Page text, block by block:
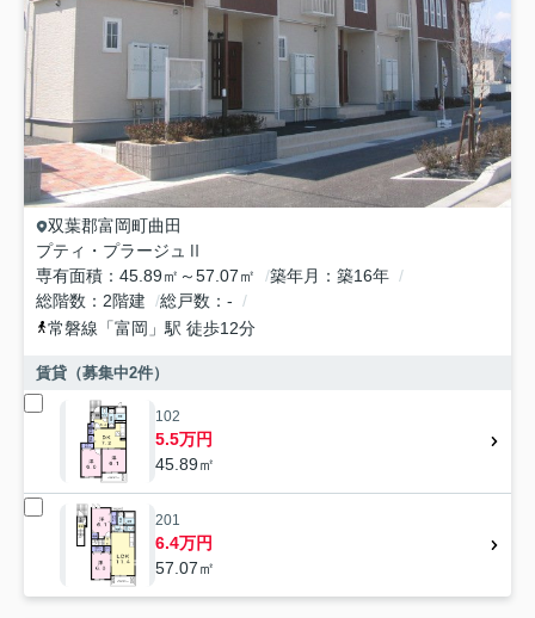
双葉郡富岡町曲田
プティ・プラージュⅡ
専有面積
45.89㎡～57.07㎡ 築年月
築16年
総階数
2階建 総戸数
-
常磐線 「富岡 」駅 徒歩12分
賃貸（募集中2件）
102
5.5万円
45.89㎡
201
6.4万円
57.07㎡